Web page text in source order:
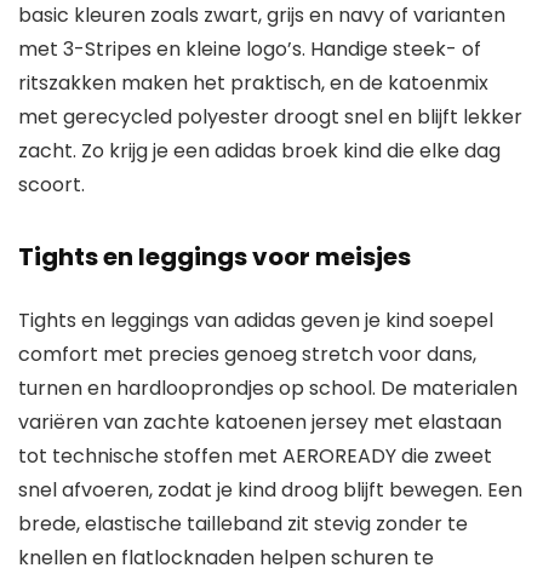
basic kleuren zoals zwart, grijs en navy of varianten
met 3-Stripes en kleine logo’s. Handige steek- of
ritszakken maken het praktisch, en de katoenmix
met gerecycled polyester droogt snel en blijft lekker
zacht. Zo krijg je een adidas broek kind die elke dag
scoort.
Tights en leggings voor meisjes
Tights en leggings van adidas geven je kind soepel
comfort met precies genoeg stretch voor dans,
turnen en hardlooprondjes op school. De materialen
variëren van zachte katoenen jersey met elastaan
tot technische stoffen met AEROREADY die zweet
snel afvoeren, zodat je kind droog blijft bewegen. Een
brede, elastische tailleband zit stevig zonder te
knellen en flatlocknaden helpen schuren te